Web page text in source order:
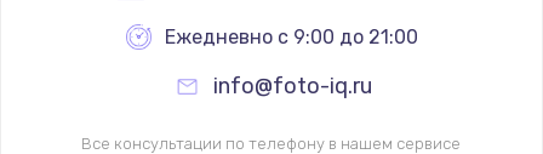
Ежедневно с 9:00 до 21:00
info@foto-iq.ru
Все консультации по телефону в нашем сервисе